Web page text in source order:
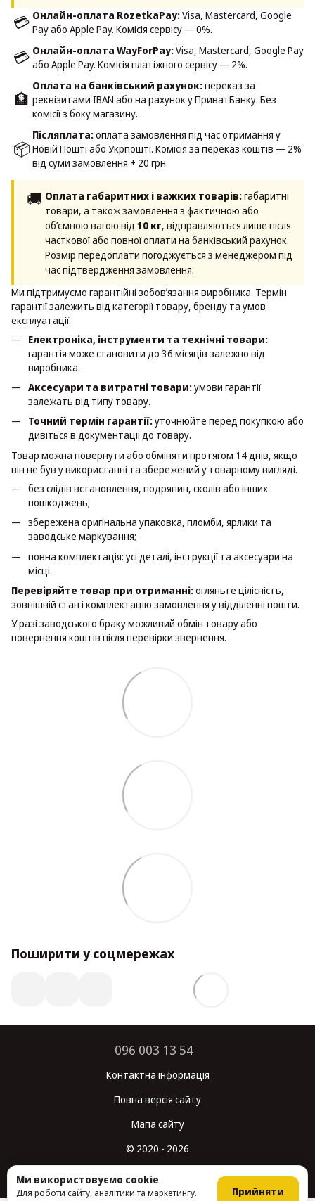
💳 Онлайн-оплата RozetkaPay:Visa, Mastercard, Google
Pay або Apple Pay. Комісія сервісу — 0%.
💳 Онлайн-оплата WayForPay:Visa, Mastercard, Google Pay
або Apple Pay. Комісія платіжного сервісу — 2%.
🏦
Оплата на банківський рахунок:переказ за
реквізитами IBAN або на рахунок у ПриватБанку. Без
комісії з боку магазину.
📦
Післяплата:оплата замовлення під час отримання у
Новій Пошті або Укрпошті. Комісія за переказ коштів — 2%
від суми замовлення + 20 грн.
🚚 Оплата габаритних і важких товарів:габаритні
товари, а також замовлення з фактичною або
об’ємною вагою від 10 кг, відправляються лише після
часткової або повної оплати на банківський рахунок.
Розмір передоплати погоджується з менеджером під
час підтвердження замовлення.
Ми підтримуємо гарантійні зобовʼязання виробника. Термін
гарантії залежить від категорії товару, бренду та умов
експлуатації.
Електроніка, інструменти та технічні товари:
гарантія може становити до 36 місяців залежно від
виробника.
Аксесуари та витратні товари:умови гарантії
залежать від типу товару.
Точний термін гарантії:уточнюйте перед покупкою або
дивіться в документації до товару.
Товар можна повернути або обміняти протягом 14 днів, якщо
він не був у використанні та збережений у товарному вигляді.
без слідів встановлення, подряпин, сколів або інших
пошкоджень;
збережена оригінальна упаковка, пломби, ярлики та
заводське маркування;
повна комплектація: усі деталі, інструкції та аксесуари на
місці.
Перевіряйте товар при отриманні:огляньте цілісність,
зовнішній стан і комплектацію замовлення у відділенні пошти.
У разі заводського браку можливий обмін товару або
повернення коштів після перевірки звернення.
Поширити у соцмережах
096 003 13 54
Контактна інформація
Повна версія сайту
Мапа сайту
© 2020 - 2026
Ми використовуємо cookie
Для роботи сайту, аналітики та маркетингу.
Прийняти